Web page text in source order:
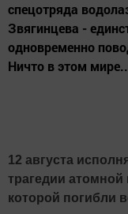
спецотряда
Звягинцева -
одновременно
Ничто в этом
12 августа
трагедии
которой погибли